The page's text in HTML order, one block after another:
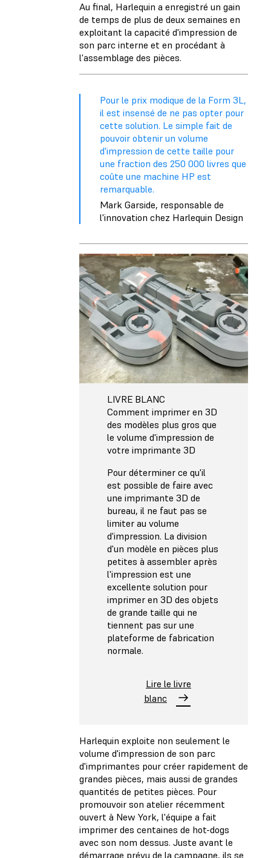
Au final, Harlequin a enregistré un gain
de temps de plus de deux semaines en
exploitant la capacité d'impression de
son parc interne et en procédant à
l'assemblage des pièces.
Pour le prix modique de la Form 3L,
il est insensé de ne pas opter pour
cette solution. Le simple fait de
pouvoir obtenir un volume
d'impression de cette taille pour
une fraction des 250 000 livres que
coûte une machine HP est
remarquable.
Mark Garside, responsable de
l'innovation chez Harlequin Design
LIVRE BLANC
Comment imprimer en 3D
des modèles plus gros que
le volume d'impression de
votre imprimante 3D
Pour déterminer ce qu'il
est possible de faire avec
une imprimante 3D de
bureau, il ne faut pas se
limiter au volume
d'impression. La division
d'un modèle en pièces plus
petites à assembler après
l'impression est une
excellente solution pour
imprimer en 3D des objets
de grande taille qui ne
tiennent pas sur une
plateforme de fabrication
normale.
Lire le livre
blanc
Harlequin exploite non seulement le
volume d'impression de son parc
d'imprimantes pour créer rapidement de
grandes pièces, mais aussi de grandes
quantités de petites pièces. Pour
promouvoir son atelier récemment
ouvert à New York, l'équipe a fait
imprimer des centaines de hot-dogs
avec son nom dessus. Juste avant le
démarrage prévu de la campagne, ils se